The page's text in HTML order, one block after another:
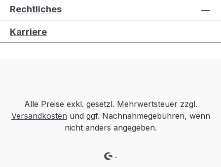
Rechtliches
Karriere
Alle Preise exkl. gesetzl. Mehrwertsteuer zzgl.
Versandkosten und ggf. Nachnahmegebühren, wenn
nicht anders angegeben.
.